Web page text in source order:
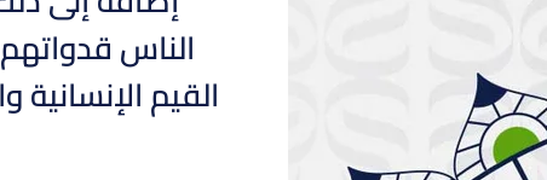
الناس
القيم